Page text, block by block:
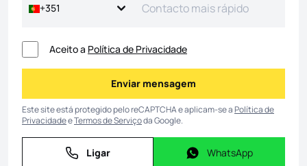
+351
Aceito a Política de Privacidade
Enviar mensagem
Enviar mensagem
Este site está protegido pelo reCAPTCHA e aplicam-se aPolítica de
PrivacidadeeTermos de Serviçoda Google.
Ligar
Ligar WhatsApp
WhatsApp